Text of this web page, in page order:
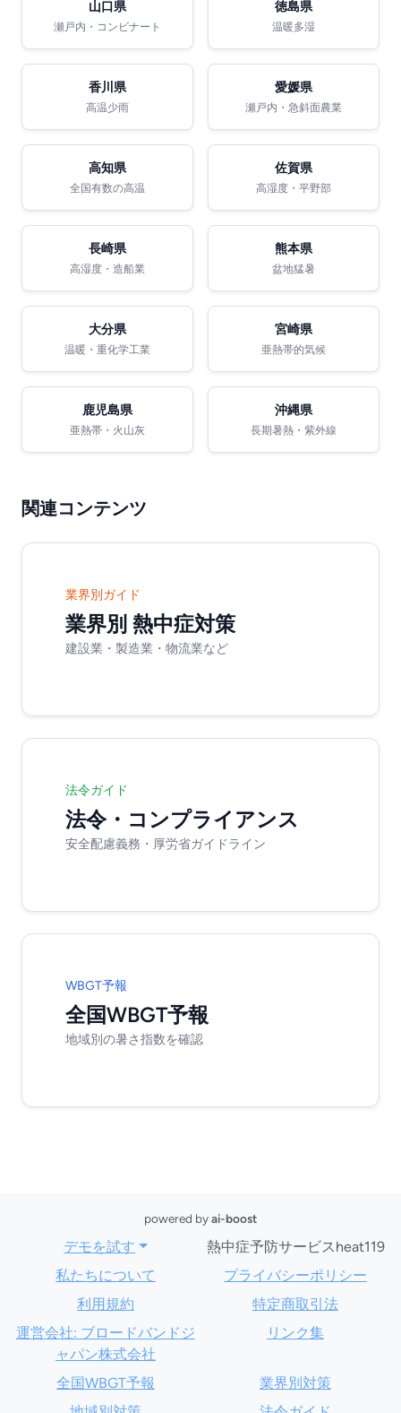
山口県
瀬戸内・コンビナート
徳島県
温暖多湿
香川県
高温少雨
愛媛県
瀬戸内・急斜面農業
高知県
全国有数の高温
佐賀県
高湿度・平野部
長崎県
高湿度・造船業
熊本県
盆地猛暑
大分県
温暖・重化学工業
宮崎県
亜熱帯的気候
鹿児島県
亜熱帯・火山灰
沖縄県
長期暑熱・紫外線
関連コンテンツ
業界別ガイド
業界別 熱中症対策
建設業・製造業・物流業など
法令ガイド
法令・コンプライアンス
安全配慮義務・厚労省ガイドライン
WBGT予報
全国WBGT予報
地域別の暑さ指数を確認
powered byai-boost
デモを試す
熱中症予防サービスheat119
私たちについて
プライバシーポリシー
利用規約
特定商取引法
運営会社: ブロードバンドジ
ャパン株式会社
リンク集
全国WBGT予報
業界別対策